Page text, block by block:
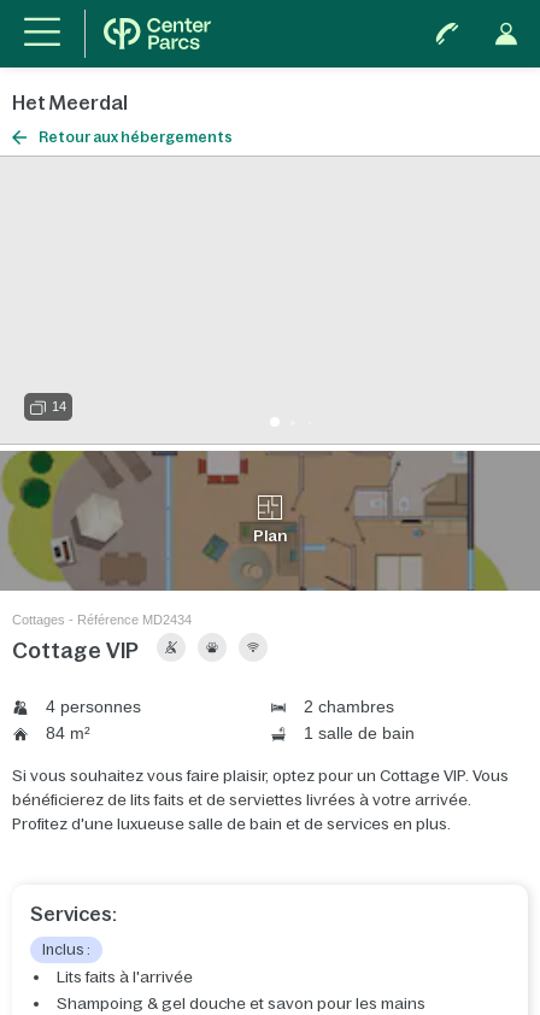
Het Meerdal
Retour aux hébergements
14
Plan
Cottages - Référence MD2434
Cottage VIP
4 personnes
2 chambres
84 m²
1 salle de bain
Si vous souhaitez vous faire plaisir, optez pour un Cottage VIP. Vous
bénéficierez de lits faits et de serviettes livrées à votre arrivée.
Profitez d'une luxueuse salle de bain et de services en plus.
Services:
Inclus :
Lits faits à l'arrivée
Shampoing & gel douche et savon pour les mains